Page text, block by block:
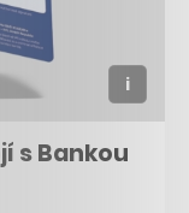
s Bankou